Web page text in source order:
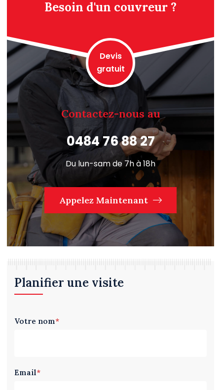
Besoin d'un couvreur ?
Devis
gratuit
Contactez-nous au
0484 76 88 27
Du lun-sam de 7h à 18h
Appelez Maintenant
Planifier une visite
Votre nom*
Email*